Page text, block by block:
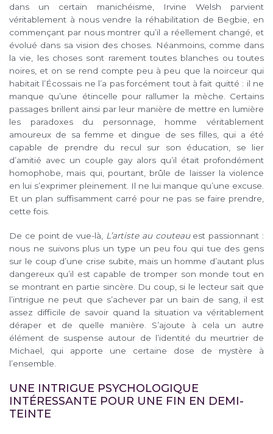
dans un certain manichéisme, Irvine Welsh parvient
véritablement à nous vendre la réhabilitation de Begbie, en
commençant par nous montrer qu’il a réellement changé, et
évolué dans sa vision des choses. Néanmoins, comme dans
la vie, les choses sont rarement toutes blanches ou toutes
noires, et on se rend compte peu à peu que la noirceur qui
habitait l’Écossais ne l’a pas forcément tout à fait quitté : il ne
manque qu’une étincelle pour rallumer la mèche. Certains
passages brillent ainsi par leur manière de mettre en lumière
les paradoxes du personnage, homme véritablement
amoureux de sa femme et dingue de ses filles, qui a été
capable de prendre du recul sur son éducation, se lier
d’amitié avec un couple gay alors qu’il était profondément
homophobe, mais qui, pourtant, brûle de laisser la violence
en lui s’exprimer pleinement. Il ne lui manque qu’une excuse.
Et un plan suffisamment carré pour ne pas se faire prendre,
cette fois.
De ce point de vue-là, L’artiste au couteauest passionnant :
nous ne suivons plus un type un peu fou qui tue des gens
sur le coup d’une crise subite, mais un homme d’autant plus
dangereux qu’il est capable de tromper son monde tout en
se montrant en partie sincère. Du coup, si le lecteur sait que
l’intrigue ne peut que s’achever par un bain de sang, il est
assez difficile de savoir quand la situation va véritablement
déraper et de quelle manière. S’ajoute à cela un autre
élément de suspense autour de l’identité du meurtrier de
Michael, qui apporte une certaine dose de mystère à
l’ensemble.
UNE INTRIGUE PSYCHOLOGIQUE
INTÉRESSANTE POUR UNE FIN EN DEMI-
TEINTE